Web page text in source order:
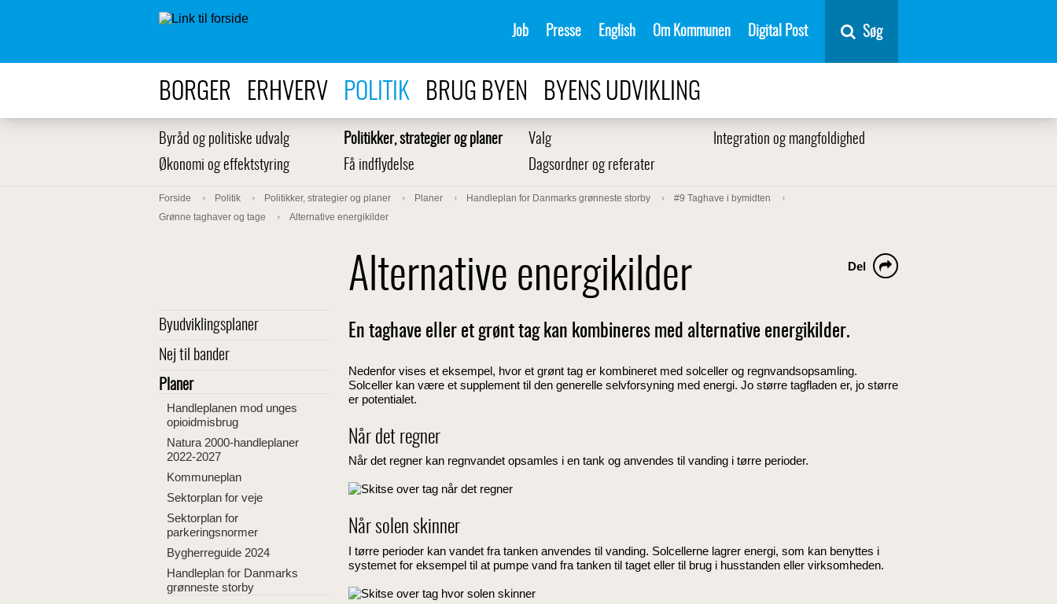
Job Presse English Om Kommunen Digital Post Søg
BORGER ERHVERV POLITIK BRUG BYEN BYENS UDVIKLING
Byråd og politiske udvalg Politikker, strategier og planer Valg
Integration og mangfoldighed
Økonomi og effektstyring
Få indflydelse Dagsordner og referater
Forside Politik Politikker, strategier og planer Planer Handleplan for Danmarks grønneste storby
#9 Taghave i bymidten
Grønne taghaver og tage
Alternative energikilder
Byudviklingsplaner
Nej til bander
Planer
Handleplanen mod unges
opioidmisbrug
Natura 2000-handleplaner
2022-2027
Kommuneplan
Sektorplan for veje
Sektorplan for
parkeringsnormer
Bygherreguide 2024
Handleplan for Danmarks
grønneste storby
Alternative energikilder Del
En taghave eller et grønt tag kan kombineres med alternative energikilder.
Nedenfor vises et eksempel, hvor et grønt tag er kombineret med solceller og regnvandsopsamling.
Solceller kan være et supplement til den generelle selvforsyning med energi. Jo større tagfladen er, jo større
er potentialet.
Når det regner
Når det regner kan regnvandet opsamles i en tank og anvendes til vanding i tørre perioder.
Når solen skinner
I tørre perioder kan vandet fra tanken anvendes til vanding. Solcellerne lagrer energi, som kan benyttes i
systemet for eksempel til at pumpe vand fra tanken til taget eller til brug i husstanden eller virksomheden.